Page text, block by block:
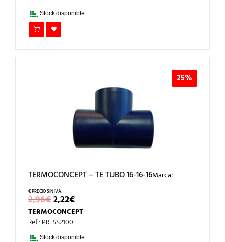
3,27€.2,45€.
Stock disponible.
25%
TERMOCONCEPT – TE TUBO 16-16-16
2,96€EL
PRECIO
ORIGINAL
ERA:
2,96€.
2,22€EL
PRECIO
ACTUAL
2,22€.
Marca:
TERMOCONCEPT
Ref.: PRESS2100
Stock disponible.